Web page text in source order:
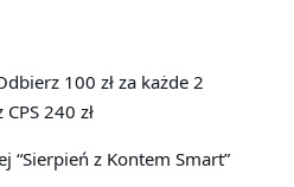
100 zł za każde 2
240 zł
“Sierpień z Kontem Smart”